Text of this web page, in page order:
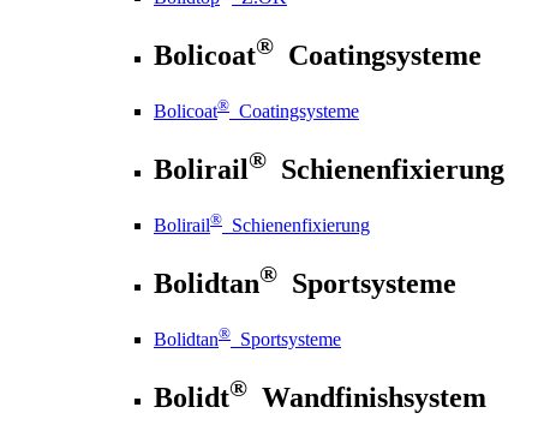
Bolicoat® Coatingsysteme
Bolicoat® Coatingsysteme
Bolirail® Schienenfixierung
Bolirail® Schienenfixierung
Bolidtan® Sportsysteme
Bolidtan® Sportsysteme
Bolidt® Wandfinishsystem